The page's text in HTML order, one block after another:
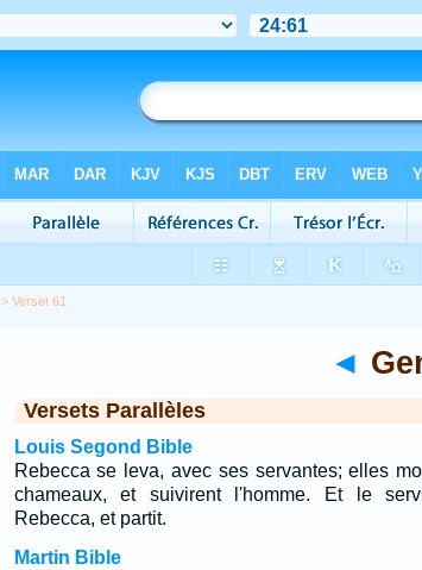
> Verset 61
◄
Versets Parallèles
Louis Segond Bible
Rebecca se leva, avec ses servantes; elles
chameaux, et suivirent l'homme. Et le
Rebecca, et partit.
Martin Bible